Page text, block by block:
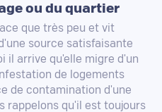
ou du quartier
que très peu et vit
source satisfaisante
il arrive qu'elle migre d'un
de logements
de contamination d'une
rappelons qu'il est toujours